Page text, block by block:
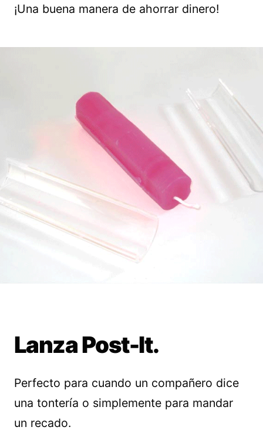
¡Una buena manera de ahorrar dinero!
Lanza Post-It.
Perfecto para cuando un compañero dice
una tontería o simplemente para mandar
un recado.